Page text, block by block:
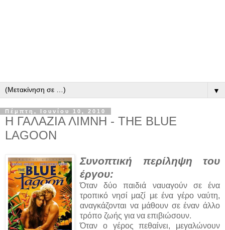
▼
Πέμπτη, Ιουνίου 10, 2010
Η ΓΑΛΑΖΙΑ ΛΙΜΝΗ - THE BLUE
LAGOON
Συνοπτική περίληψη του
έργου:
Όταν δύο παιδιά ναυαγούν σε ένα
τροπικό νησί μαζί με ένα γέρο ναύτη,
αναγκάζονται να μάθουν σε έναν άλλο
τρόπο ζωής για να επιβιώσουν.
Όταν ο γέρος πεθαίνει, μεγαλώνουν